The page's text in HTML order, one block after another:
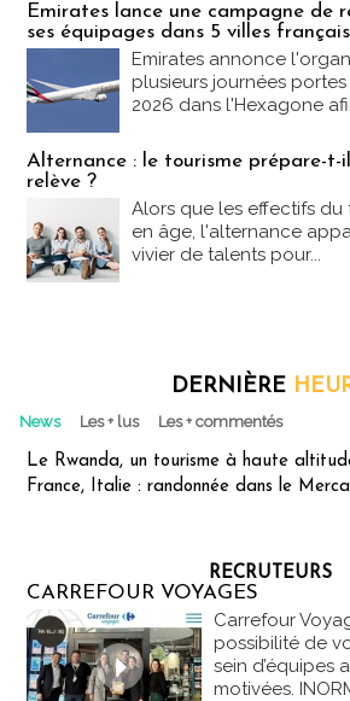
Emirates lance une campagne de
ses équipages dans 5 villes
Emirates annonce
plusieurs journées
2026 dans l'Hexagone
Alternance : le tourisme prépare-t-
relève ?
Alors que les effectifs
en âge, l'alternance
vivier de talents pour...
DERNIÈRE
News Les + lus Les + commentés
Le Rwanda, un tourisme à haute
France, Italie : randonnée dans le
RECRUTEURS
CARREFOUR VOYAGES
Carrefour
possibilité de
sein d’équipes
motivées.